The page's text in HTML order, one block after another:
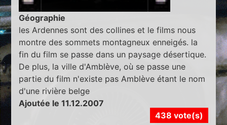
Géographie
les Ardennes sont des collines et le films nous
montre des sommets montagneux enneigés. la
fin du film se passe dans un paysage désertique.
De plus, la ville d'Amblève, où se passe une
partie du film n'existe pas Amblève étant le nom
d'une rivière belge
Ajoutée le 11.12.2007
438 vote(s)